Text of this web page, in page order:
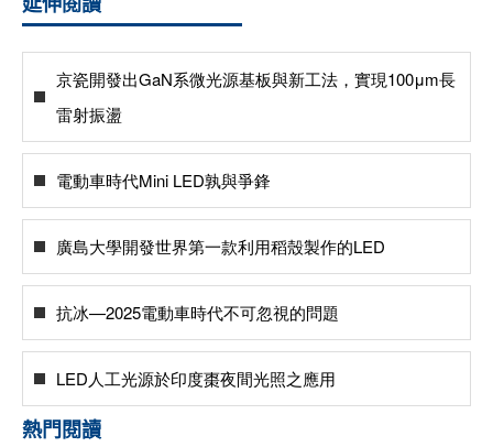
京瓷開發出GaN系微光源基板與新工法，實現100μm長
雷射振盪
電動車時代Mini LED孰與爭鋒
廣島大學開發世界第一款利用稻殼製作的LED
抗冰—2025電動車時代不可忽視的問題
LED人工光源於印度棗夜間光照之應用
熱門閱讀